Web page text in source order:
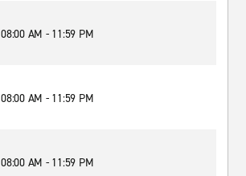
08:00 AM - 11:59 PM
08:00 AM - 11:59 PM
08:00 AM - 11:59 PM